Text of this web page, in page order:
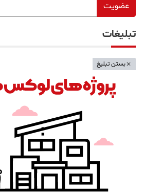
عضویت
تبلیغات
بستن تبلیغ